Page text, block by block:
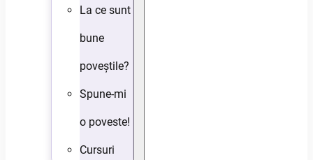
La ce sunt
bune
poveștile?
Spune-mi
o poveste!
Cursuri